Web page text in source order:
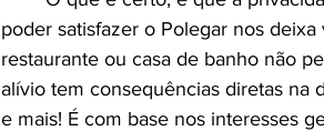
poder satisfazer o Polegar nos
restaurante ou casa de banho não
alívio tem consequências diretas na
e mais! É com base nos interesses